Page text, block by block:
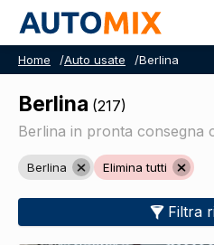
Home /Auto usate /Berlina
Berlina (217)
Berlina Elimina tutti
Filtra